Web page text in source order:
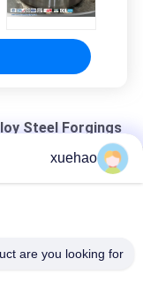
Steel Forgings
حلقة التروس الصناعية
xuehao
are you looking for?